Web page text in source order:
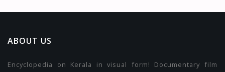
ABOUT US
Encyclopedia on Kerala in visual form! Documentary film